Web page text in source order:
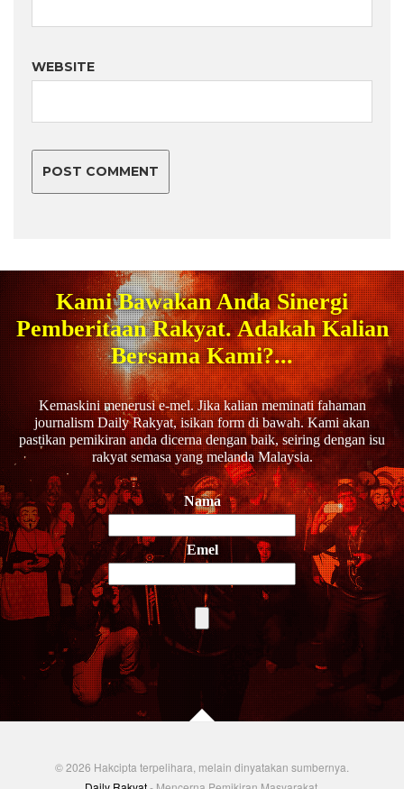
WEBSITE
Kami Bawakan Anda Sinergi
Pemberitaan Rakyat. Adakah Kalian
Bersama Kami?...
Kemaskini menerusi e-mel. Jika kalian meminati fahaman
journalism Daily Rakyat, isikan form di bawah. Kami akan
pastikan pemikiran anda dicerna dengan baik, seiring dengan isu
rakyat semasa yang melanda Malaysia.
Nama
Emel
© 2026 Hakcipta terpelihara, melain dinyatakan sumbernya.